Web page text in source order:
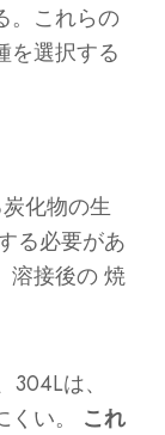
。これらの
を選択する
化物の生
る必要があ
溶接後の 焼
は、
い。 これ